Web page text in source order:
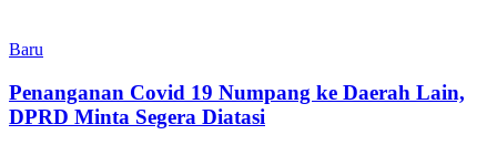
Baru
Penanganan Covid 19 Numpang ke Daerah Lain,
DPRD Minta Segera Diatasi